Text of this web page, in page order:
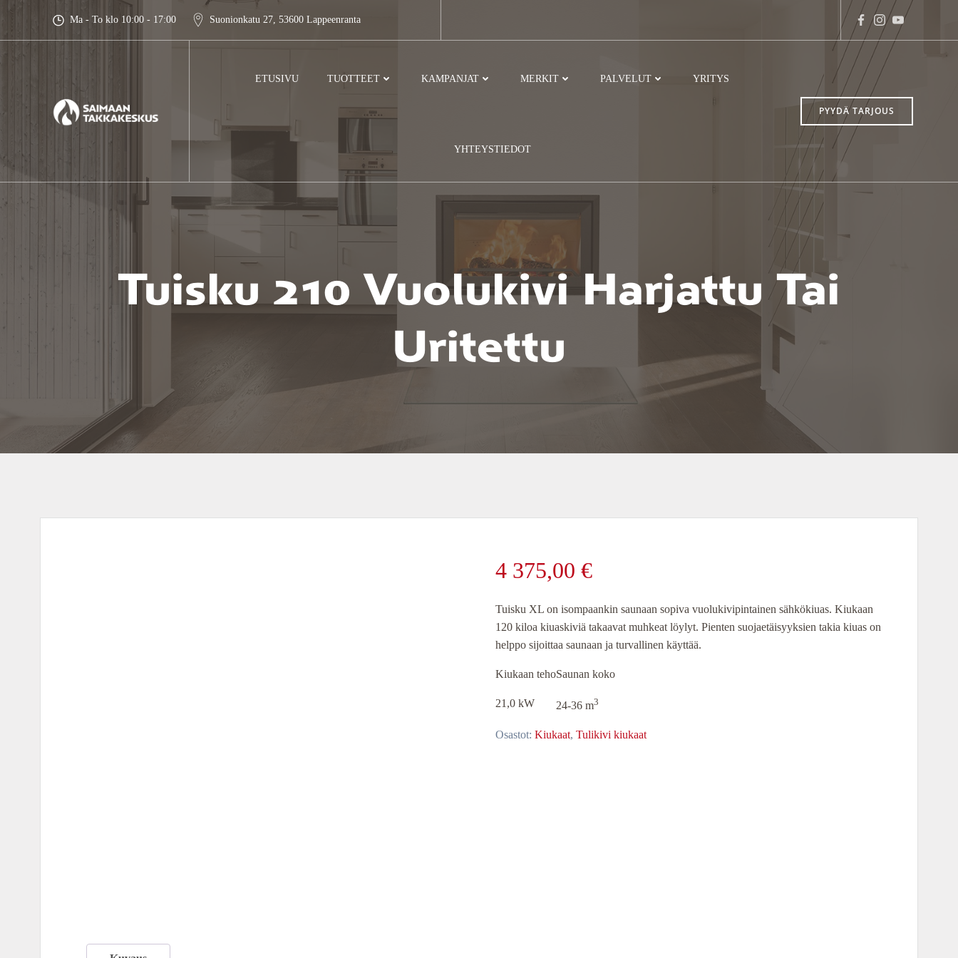
content
Ma - To klo 10:00 - 17:00 Suonionkatu 27, 53600 Lappeenranta
ETUSIVU TUOTTEET KAMPANJAT MERKIT PALVELUT YRITYS
YHTEYSTIEDOT
PYYDÄ TARJOUS
Tuisku 210 Vuolukivi Harjattu Tai
Uritettu
4 375,00 €
Tuisku XL on isompaankin saunaan sopiva vuolukivipintainen sähkökiuas. Kiukaan
120 kiloa kiuaskiviä takaavat muhkeat löylyt. Pienten suojaetäisyyksien takia kiuas on
helppo sijoittaa saunaan ja turvallinen käyttää.
Kiukaan teho
21,0 kW
Saunan koko
24-36 m3
Osastot: Kiukaat, Tulikivi kiukaat